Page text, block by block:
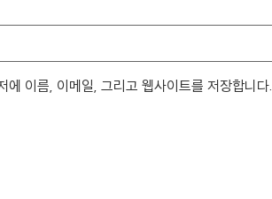
에 이름, 이메일, 그리고 웹사이트를 저장합니다.